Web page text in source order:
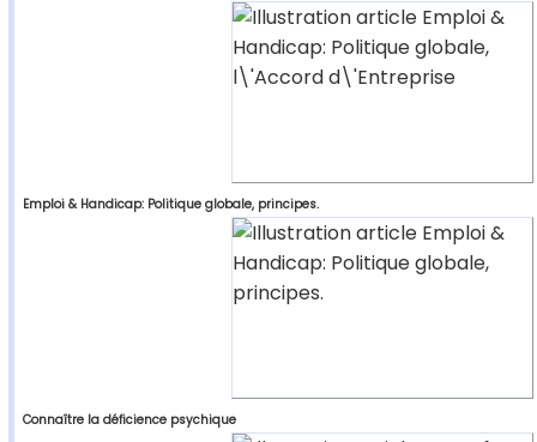
Emploi & Handicap: Politique globale, principes.
Connaître la déficience psychique